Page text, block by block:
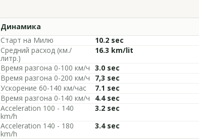
Динамика
Старт на Милю
10.2 sec
Средний расход (км./
литр.)
16.3 km/lit
Время разгона 0-100 км/ч 3.0 sec
Время разгона 0-200 км/ч
7,3 sec
Ускорение 60-140 км/час
7.1 sec
Время разгона 0-140 км/ч
4.4 sec
Acceleration 100 - 140
km/h
3.2 sec
Acceleration 140 - 180
km/h
3.4 sec